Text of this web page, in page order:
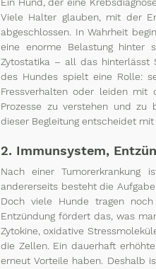
Ein Hund, der eine
Viele Halter glauben, mit der
abgeschlossen. In Wahrheit
eine enorme Belastung hinter
Zytostatika – all das hinterlässt
des Hundes spielt eine Rolle:
Fressverhalten oder leiden mit
Prozesse zu verstehen und zu
dieser Begleitung entscheidet
2. Immunsystem,
Nach einer Tumorerkrankung
andererseits besteht die
Doch viele Hunde tragen noch
Entzündung fördert das, was
Zytokine, oxidative
die Zellen. Ein dauerhaft
erneut Vorteile haben. Deshalb